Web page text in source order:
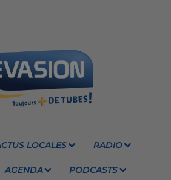
LOCALES RADIO
AGENDA PODCASTS